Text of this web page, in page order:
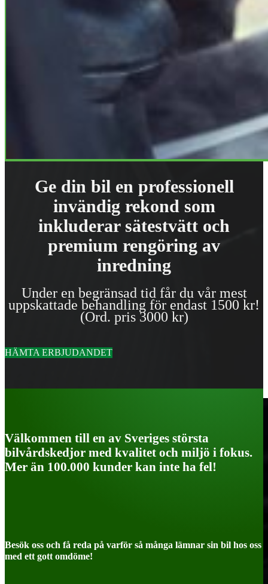
Ge din bil en professionell
invändig rekond som
inkluderar sätestvätt och
premium rengöring av
inredning
Under en begränsad tid får du vår mest
uppskattade behandling för endast 1500 kr!
(Ord. pris 3000 kr)
HÄMTA ERBJUDANDET
Välkommen till en av Sveriges största
bilvårdskedjor med kvalitet och miljö i fokus.
Mer än 100.000 kunder kan inte ha fel!
Besök oss och få reda på varför så många lämnar sin bil hos oss
med ett gott omdöme!